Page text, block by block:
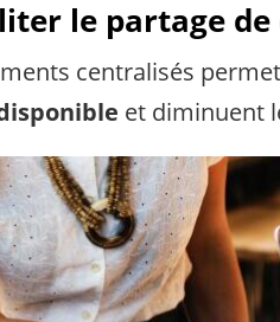
le partage
centralisés
et diminuent